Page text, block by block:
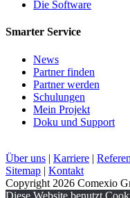
Die Software
Smarter Service
News
Partner finden
Partner werden
Schulungen
Mein Projekt
Doku und Support
Über uns | Karriere |
Sitemap | Kontakt
Copyright 2026 Comexio
Diese Website benutzt